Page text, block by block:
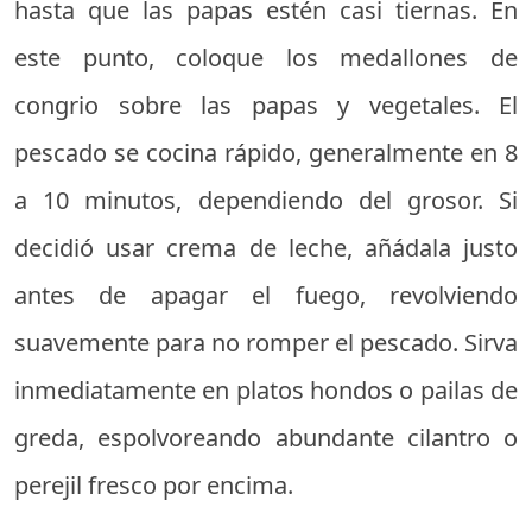
hasta que las papas estén casi tiernas. En
este punto, coloque los medallones de
congrio sobre las papas y vegetales. El
pescado se cocina rápido, generalmente en 8
a 10 minutos, dependiendo del grosor. Si
decidió usar crema de leche, añádala justo
antes de apagar el fuego, revolviendo
suavemente para no romper el pescado. Sirva
inmediatamente en platos hondos o pailas de
greda, espolvoreando abundante cilantro o
perejil fresco por encima.